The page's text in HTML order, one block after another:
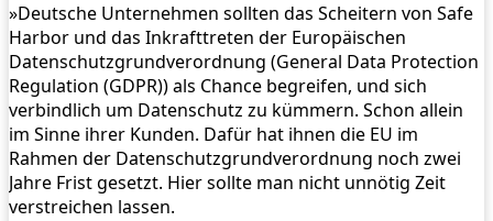
»Deutsche Unternehmen sollten das Scheitern von Safe
Harbor und das Inkrafttreten der Europäischen
Datenschutzgrundverordnung (General Data Protection
Regulation (GDPR)) als Chance begreifen, und sich
verbindlich um Datenschutz zu kümmern. Schon allein
im Sinne ihrer Kunden. Dafür hat ihnen die EU im
Rahmen der Datenschutzgrundverordnung noch zwei
Jahre Frist gesetzt. Hier sollte man nicht unnötig Zeit
verstreichen lassen.